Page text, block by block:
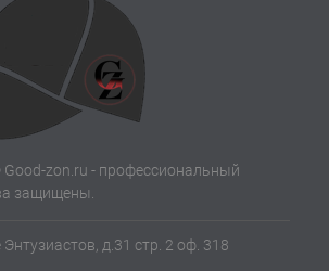
zon.ru - профессиональный
защищены.
д.31 стр. 2 оф. 318